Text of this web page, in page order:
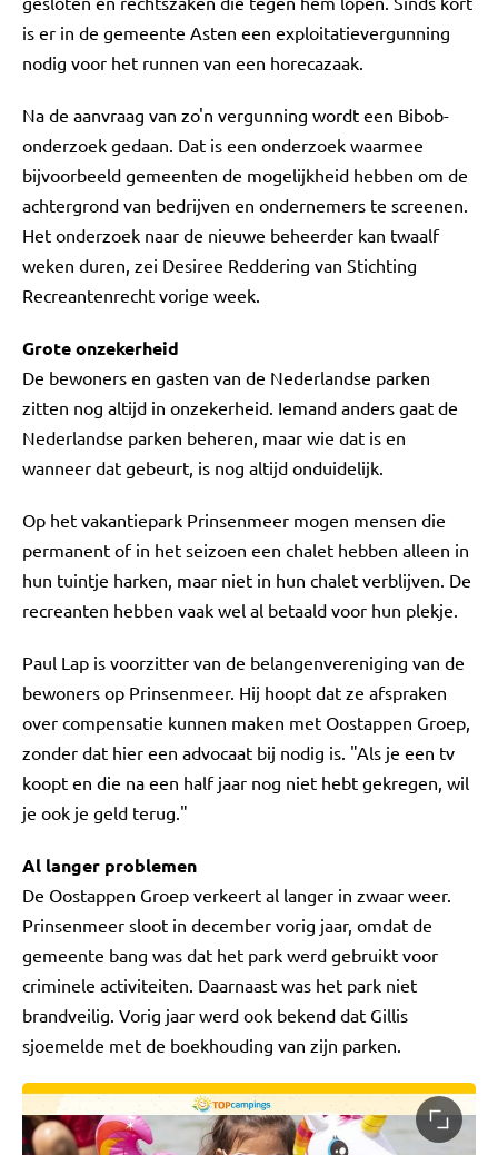
is er in de gemeente Asten een exploitatievergunning
nodig voor het runnen van een horecazaak.
Na de aanvraag van zo'n vergunning wordt een Bibob-
onderzoek gedaan. Dat is een onderzoek waarmee
bijvoorbeeld gemeenten de mogelijkheid hebben om de
achtergrond van bedrijven en ondernemers te screenen.
Het onderzoek naar de nieuwe beheerder kan twaalf
weken duren, zei Desiree Reddering van Stichting
Recreantenrecht vorige week.
Grote onzekerheid
De bewoners en gasten van de Nederlandse parken
zitten nog altijd in onzekerheid. Iemand anders gaat de
Nederlandse parken beheren, maar wie dat is en
wanneer dat gebeurt, is nog altijd onduidelijk.
Op het vakantiepark Prinsenmeer mogen mensen die
permanent of in het seizoen een chalet hebben alleen in
hun tuintje harken, maar niet in hun chalet verblijven. De
recreanten hebben vaak wel al betaald voor hun plekje.
Paul Lap is voorzitter van de belangenvereniging van de
bewoners op Prinsenmeer. Hij hoopt dat ze afspraken
over compensatie kunnen maken met Oostappen Groep,
zonder dat hier een advocaat bij nodig is. "Als je een tv
koopt en die na een half jaar nog niet hebt gekregen, wil
je ook je geld terug."
Al langer problemen
De Oostappen Groep verkeert al langer in zwaar weer.
Prinsenmeer sloot in december vorig jaar, omdat de
gemeente bang was dat het park werd gebruikt voor
criminele activiteiten. Daarnaast was het park niet
brandveilig. Vorig jaar werd ook bekend dat Gillis
sjoemelde met de boekhouding van zijn parken.